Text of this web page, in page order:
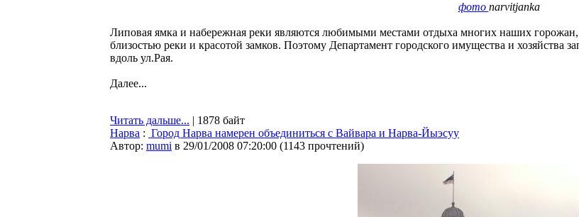
фото narvitjanka
Липовая ямка и набережная реки являются любимыми местами отдыха многих наших горожан,
близостью реки и красотой замков. Поэтому Департамент городского имущества и хозяйства
вдоль ул.Рая.
Далее...
Читать дальше... | 1878 байт
Нарва : Город Нарва намерен объединиться с Вайвара и Нарва-Йыэсуу
Автор: mumi в 29/01/2008 07:20:00 (1143 прочтений)